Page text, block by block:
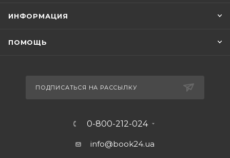
ИНФОРМАЦИЯ
ПОМОЩЬ
ПОДПИСАТЬСЯ НА РАССЫЛКУ
0-800-212-024
info@book24.ua